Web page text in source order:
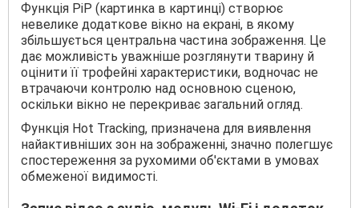
Функція PiP (картинка в картинці) створює
невелике додаткове вікно на екрані, в якому
збільшується центральна частина зображення. Це
дає можливість уважніше розглянути тварину й
оцінити її трофейні характеристики, водночас не
втрачаючи контролю над основною сценою,
оскільки вікно не перекриває загальний огляд.
Функція Hot Tracking, призначена для виявлення
найактивніших зон на зображенні, значно полегшує
спостереження за рухомими об'єктами в умовах
обмеженої видимості.